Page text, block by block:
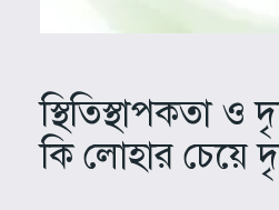
স্থিতিস্থাপকতা ও
কি লোহার চেয়ে